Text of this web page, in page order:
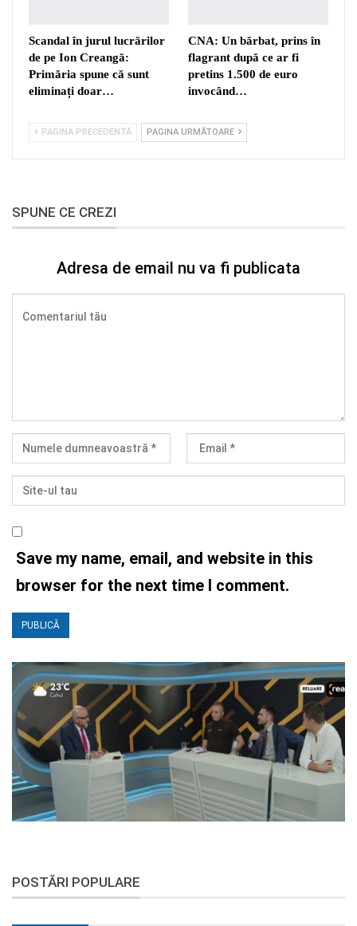
Scandal în jurul lucrărilor
de pe Ion Creangă:
Primăria spune că sunt
eliminați doar…
CNA: Un bărbat, prins în
flagrant după ce ar fi
pretins 1.500 de euro
invocând…
PAGINA PRECEDENTĂ PAGINA URMĂTOARE
SPUNE CE CREZI
Adresa de email nu va fi publicata
Save my name, email, and website in this
browser for the next time I comment.
POSTĂRI POPULARE